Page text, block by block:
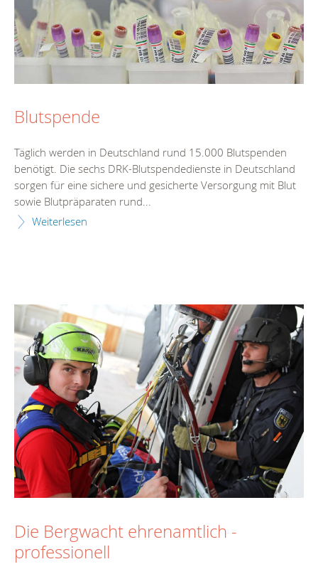
Blutspende
Täglich werden in Deutschland rund 15.000 Blutspenden
benötigt. Die sechs DRK-Blutspendedienste in Deutschland
sorgen für eine sichere und gesicherte Versorgung mit Blut
sowie Blutpräparaten rund...
Weiterlesen
Die Bergwacht ehrenamtlich -
professionell